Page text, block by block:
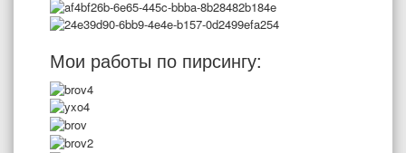
Мои работы по пирсингу: